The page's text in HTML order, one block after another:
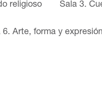
religioso Sala 3.
6. Arte, forma y expresión